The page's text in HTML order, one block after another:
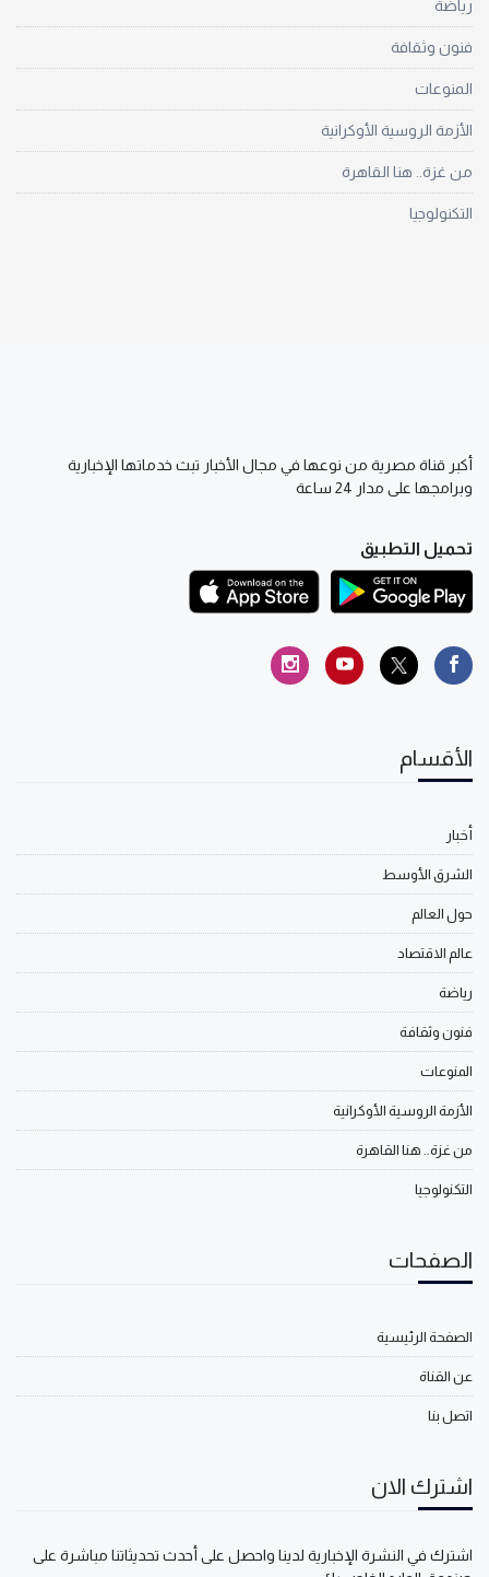
رياضة
فنون وثقافة
المنوعات
الأزمة الروسية الأوكرانية
من غزة.. هنا القاهرة
التكنولوجيا
أكبر قناة مصرية من نوعها في مجال الأخبار تبث خدماتها الإخبارية
وبرامجها على مدار 24 ساعة
تحميل التطبيق
الأقسام
أخبار
الشرق الأوسط
حول العالم
عالم الاقتصاد
رياضة
فنون وثقافة
المنوعات
الأزمة الروسية الأوكرانية
من غزة.. هنا القاهرة
التكنولوجيا
الصفحات
الصفحة الرئيسية
عن القناة
اتصل بنا
اشترك الان
اشترك في النشرة الإخبارية لدينا واحصل على أحدث تحديثاتنا مباشرة على